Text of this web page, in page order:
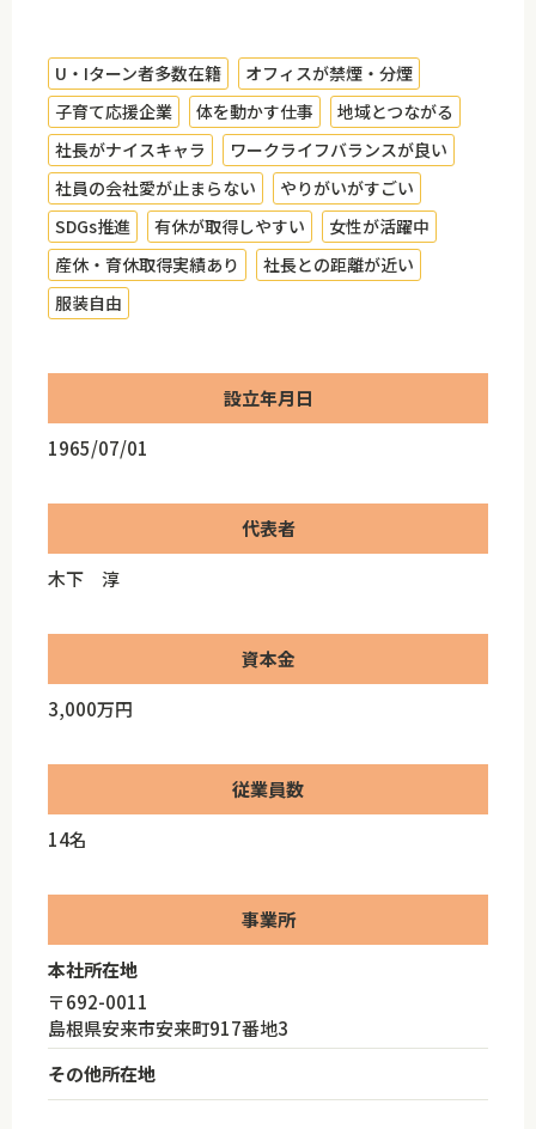
U・Iターン者多数在籍
オフィスが禁煙・分煙
子育て応援企業
体を動かす仕事
地域とつながる
社長がナイスキャラ
ワークライフバランスが良い
社員の会社愛が止まらない
やりがいがすごい
SDGs推進
有休が取得しやすい
女性が活躍中
産休・育休取得実績あり
社長との距離が近い
服装自由
設立年月日
1965/07/01
代表者
木下 淳
資本金
3,000万円
従業員数
14名
事業所
本社所在地
〒692-0011
島根県安来市安来町917番地3
その他所在地